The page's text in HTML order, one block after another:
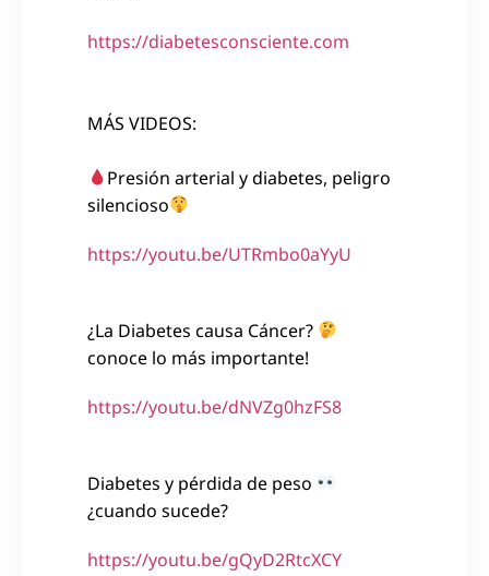
https://diabetesconsciente.com
MÁS VIDEOS:
Presión arterial y diabetes, peligro
silencioso
https://youtu.be/UTRmbo0aYyU
¿La Diabetes causa Cáncer?
conoce lo más importante!
https://youtu.be/dNVZg0hzFS8
Diabetes y pérdida de peso
¿cuando sucede?
https://youtu.be/gQyD2RtcXCY